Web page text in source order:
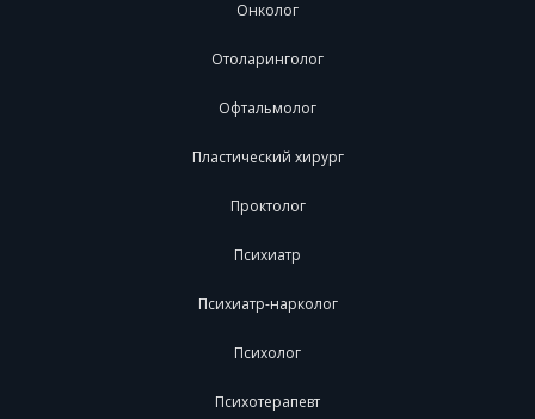
Онколог
Отоларинголог
Офтальмолог
Пластический хирург
Проктолог
Психиатр
Психиатр-нарколог
Психолог
Психотерапевт